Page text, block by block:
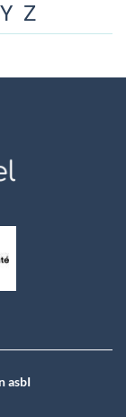
Y Z
asbI